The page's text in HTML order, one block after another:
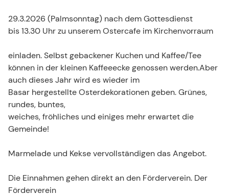
29.3.2026 (Palmsonntag) nach dem Gottesdienst
bis 13.30 Uhr zu unserem Ostercafe im Kirchenvorraum
einladen. Selbst gebackener Kuchen und Kaffee/Tee
können in der kleinen Kaffeeecke genossen werden.Aber
auch dieses Jahr wird es wieder im
Basar hergestellte Osterdekorationen geben. Grünes,
rundes, buntes,
weiches, fröhliches und einiges mehr erwartet die
Gemeinde!
Marmelade und Kekse vervollständigen das Angebot.
Die Einnahmen gehen direkt an den Förderverein. Der
Förderverein